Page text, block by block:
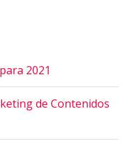
2021
de Contenidos